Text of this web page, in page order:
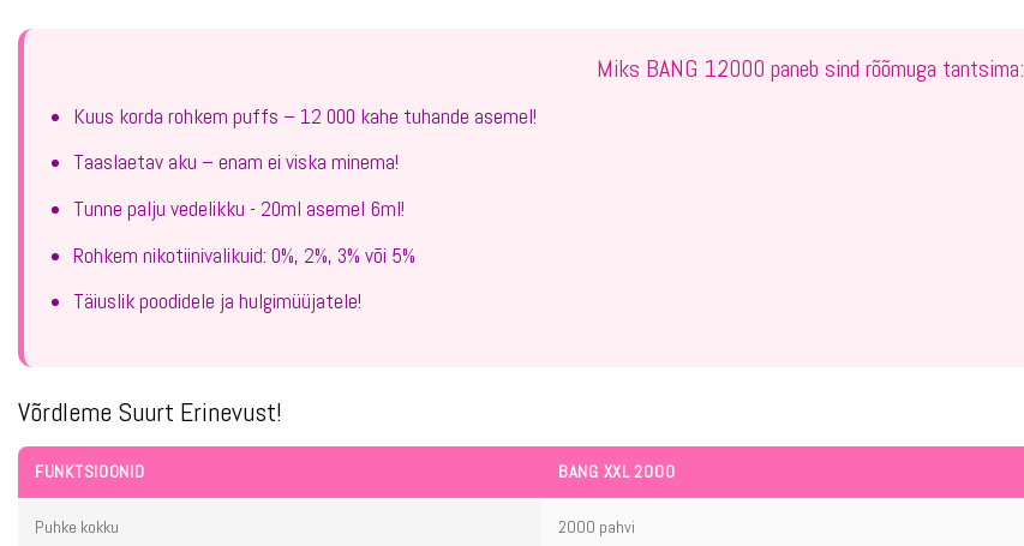
Miks BANG 12000 paneb sind rõõmuga tantsima:
Kuus korda rohkem puffs – 12 000 kahe tuhande asemel!
Taaslaetav aku – enam ei viska minema!
Tunne palju vedelikku - 20ml asemel 6ml!
Rohkem nikotiinivalikuid: 0%, 2%, 3% või 5%
Täiuslik poodidele ja hulgimüüjatele!
Võrdleme Suurt Erinevust!
FUNKTSIOONID BANG XXL 2000
Puhke kokku 2000 pahvi